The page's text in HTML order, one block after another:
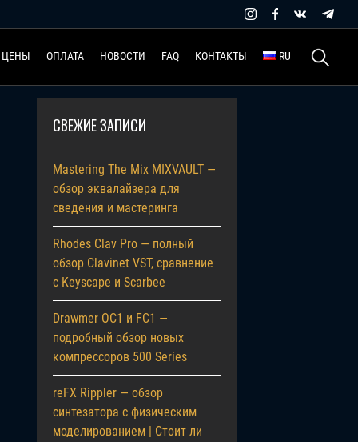
ЦЕНЫ ОПЛАТА НОВОСТИ FAQ КОНТАКТЫ RU Найти:
СВЕЖИЕ ЗАПИСИ
Mastering The Mix MIXVAULT —
обзор эквалайзера для
сведения и мастеринга
Rhodes Clav Pro — полный
обзор Clavinet VST, сравнение
с Keyscape и Scarbee
Drawmer OC1 и FC1 —
подробный обзор новых
компрессоров 500 Series
reFX Rippler — обзор
синтезатора с физическим
моделированием | Стоит ли